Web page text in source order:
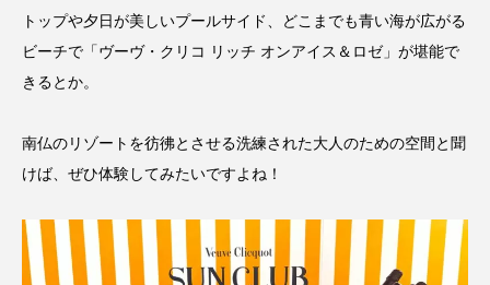
トップや夕日が美しいプールサイド、どこまでも青い海が広がる
ビーチで「ヴーヴ・クリコ リッチ オンアイス＆ロゼ」が堪能で
きるとか。
南仏のリゾートを彷彿とさせる洗練された大人のための空間と聞
けば、ぜひ体験してみたいですよね！